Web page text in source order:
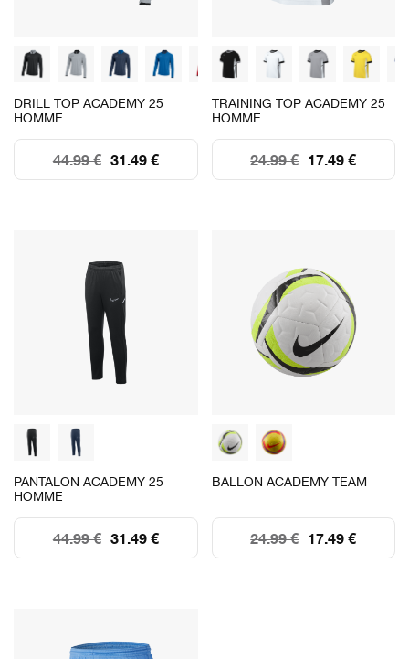
DRILL TOP ACADEMY 25
HOMME
31.49 €
44.99 €
TRAINING TOP ACADEMY 25
HOMME
17.49 €
24.99 €
PANTALON ACADEMY 25
HOMME
31.49 €
44.99 €
BALLON ACADEMY TEAM
17.49 €
24.99 €